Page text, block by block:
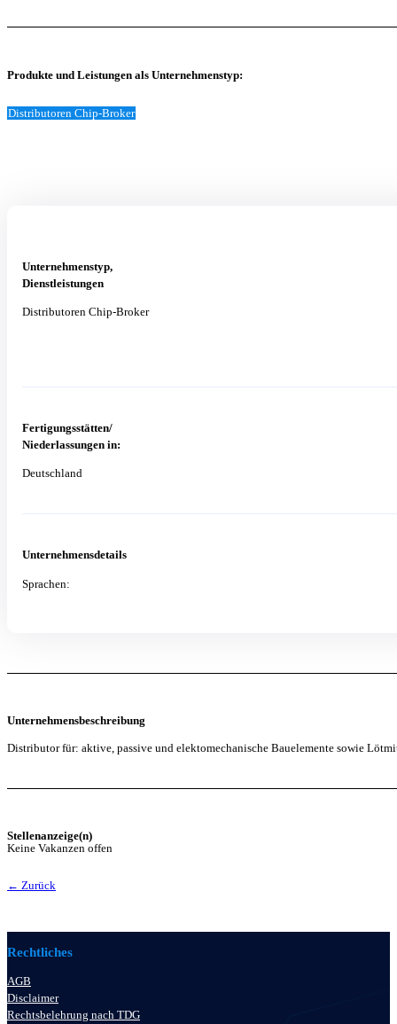
Produkte und Leistungen als Unternehmenstyp:
Distributoren Chip-Broker
Unternehmenstyp,
Dienstleistungen
Distributoren Chip-Broker
Fertigungsstätten/
Niederlassungen in:
Deutschland
Unternehmensdetails
Sprachen:
Unternehmensbeschreibung
Distributor für: aktive, passive und elektomechanische Bauelemente sowie
Stellenanzeige(n)
Keine Vakanzen offen
← Zurück
Rechtliches
AGB
Disclaimer
Rechtsbelehrung nach TDG